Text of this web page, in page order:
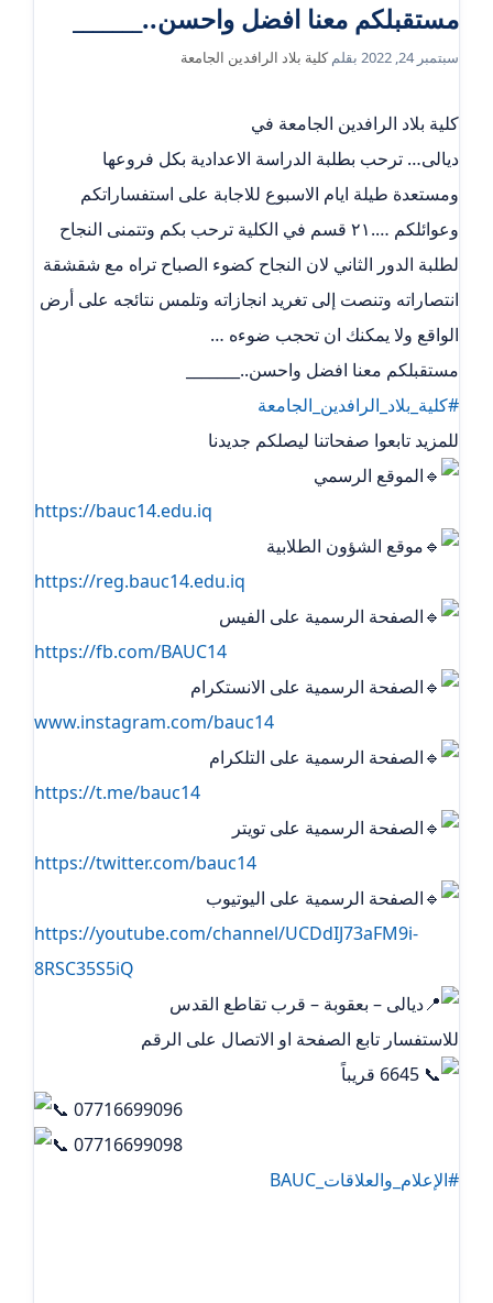
مستقبلكم معنا افضل واحسن.._______
سبتمبر 24, 2022 بقلمكلية بلاد الرافدين الجامعة
كلية بلاد الرافدين الجامعة في
ديالى… ترحب بطلبة الدراسة الاعدادية بكل فروعها
ومستعدة طيلة ايام الاسبوع للاجابة على استفساراتكم
وعوائلكم ….٢١ قسم في الكلية ترحب بكم وتتمنى النجاح
لطلبة الدور الثاني لان النجاح كضوء الصباح تراه مع شقشقة
انتصاراته وتنصت إلى تغريد انجازاته وتلمس نتائجه على أرض
الواقع ولا يمكنك ان تحجب ضوءه …
مستقبلكم معنا افضل واحسن.._______
#كلية_بلاد_الرافدين_الجامعة
للمزيد تابعوا صفحاتنا ليصلكم جديدنا
الموقع الرسمي
https://bauc14.edu.iq
موقع الشؤون الطلابية
https://reg.bauc14.edu.iq
الصفحة الرسمية على الفيس
https://fb.com/BAUC14
الصفحة الرسمية على الانستكرام
www.instagram.com/bauc14
الصفحة الرسمية على التلكرام ‏
https://t.me/bauc14
الصفحة الرسمية على تويتر
https://twitter.com/bauc14
الصفحة الرسمية على اليوتيوب
https://youtube.com/channel/UCDdIJ73aFM9i-
8RSC35S5iQ
ديالى – بعقوبة – قرب تقاطع القدس
للاستفسار تابع الصفحة او الاتصال على الرقم
07716699096
07716699098
#الإعلام_والعلاقات_BAUC